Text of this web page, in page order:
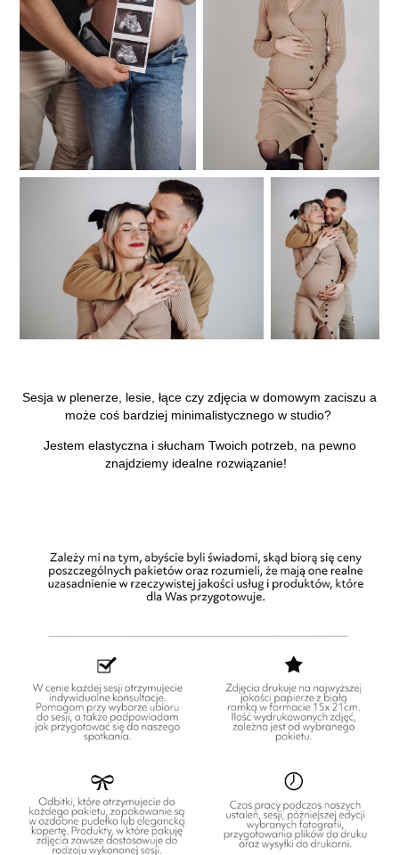
Sesja w plenerze, lesie, łące czy zdjęcia w domowym zaciszu a
może coś bardziej minimalistycznego w studio?
Jestem elastyczna i słucham Twoich potrzeb, na pewno
znajdziemy idealne rozwiązanie!